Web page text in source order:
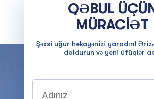
QƏBUL
MÜRACİƏT
Şəxsi uğur hekayənizi yaradın!
doldurun və yeni üfüqlər